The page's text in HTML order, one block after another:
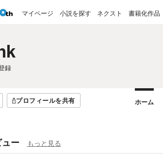
マイページ 小説を探す ネクスト 書籍化作品
録
プロフィールを共有 ホーム
ー もっと見る